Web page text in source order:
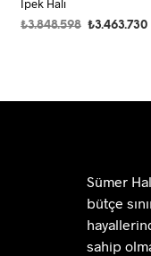
İpek Halı
₺3.848.598 Orijinal
₺3.463.730
Sümer
bütçe
sahip